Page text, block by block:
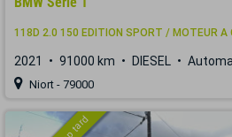
118D 2.0 150 EDITION SPORT / MOTEUR A
2021 91000 km DIESEL
Niort - 79000